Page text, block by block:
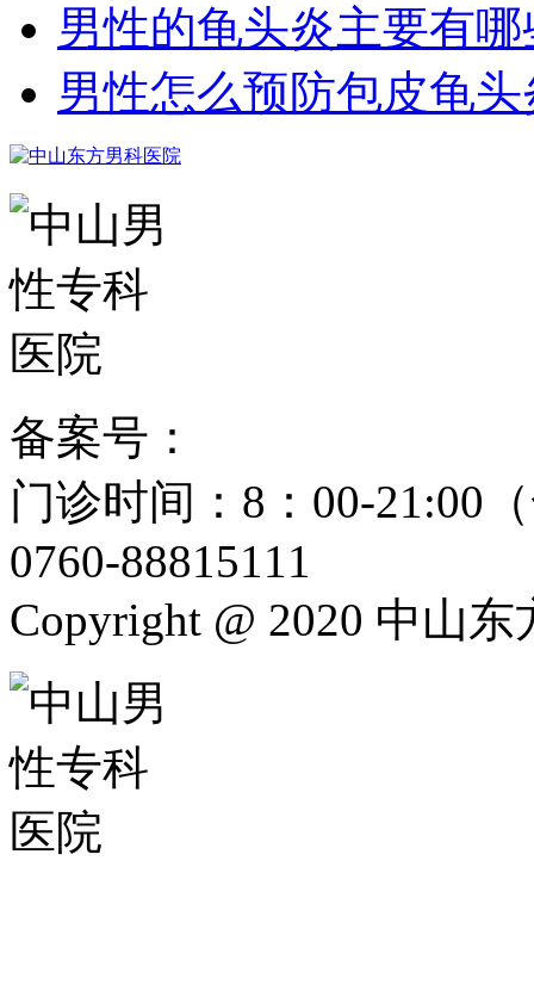
男性的龟头炎主要有
男性怎么预防包皮龟
备案号：
门诊时间：8：00-21:00
0760-88815111
Copyright @ 2020 中山